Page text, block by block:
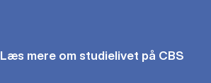
Læs mere om studielivet på CBS